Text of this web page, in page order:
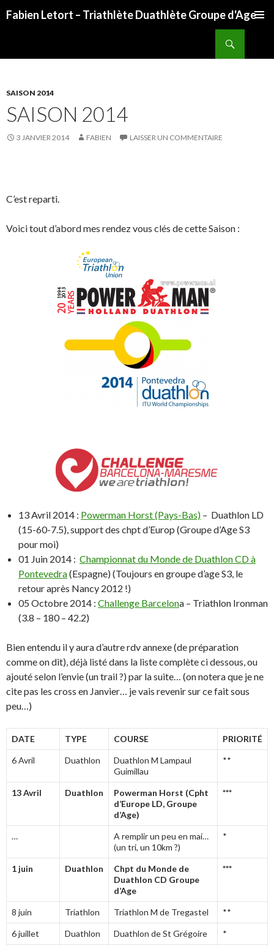
Fabien Letort – Triathlète Duathlète Groupe d'Age
SAISON 2014
SAISON 2014
3 JANVIER 2014 FABIEN LAISSER UN COMMENTAIRE
C’est reparti.
Voici tout d’abord mes rendez vous clés de cette Saison :
13 Avril 2014 : Powerman Horst (Pays-Bas) – Duathlon LD
(15-60-7.5), support des chpt d’Europ (Groupe d’Age S3
pour moi)
01 Juin 2014 : Championnat du Monde de Duathlon CD à
Pontevedra(Espagne) (Toujours en groupe d’age S3, le
retour après Nancy 2012 !)
05 Octobre 2014 : Challenge Barcelona – Triathlon Ironman
(3.8 – 180 – 42.2)
Bien entendu il y aura d’autre rdv annexe (de préparation
comme on dit), déjà listé dans la liste complète ci dessous, ou
ajouté selon l’envie (un trail ?) par la suite… (on notera que je ne
cite pas les cross en Janvier… je vais revenir sur ce fait sous
peu…)
DATE TYPE COURSE PRIORITÉ
6 Avril Duathlon
Duathlon M Lampaul
Guimillau
**
13 Avril Duathlon
Powerman Horst (Cpht
d’Europe LD, Groupe
d’Age)
***
…
A remplir un peu en mai…
(un tri, un 10km ?)
*
1 juin Duathlon
Chpt du Monde de
Duathlon CD Groupe
d’Age
***
8 juin Triathlon Triathlon M de Tregastel **
6 juillet Duathlon Duathlon de St Grégoire *